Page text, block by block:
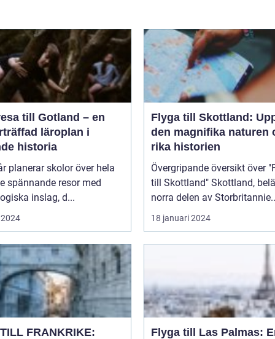
till Gotland – en
läroplan i
historia
planerar skolor över hela
spännande resor med
inslag, d...
Flyga till Skottland:
den magnifika naturen
rika historien
Övergripande översikt över
till Skottland" Skottland, beläget i
norra delen av
18 januari 2024
FRANKRIKE:
Flyga till Las Palmas: